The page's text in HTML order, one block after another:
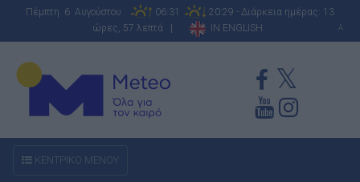
Πέμπτη 6 Αυγούστου 06:31
20:29 - Διάρκεια ημέρας: 13
ώρες, 57 λεπτά |
IN ENGLISH A
ΚΕΝΤΡΙΚΟ ΜΕΝΟΥ